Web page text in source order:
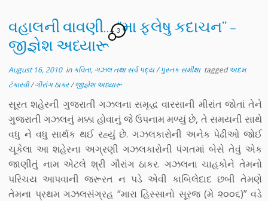
વહાલની વાવણી…. “મા ફલેષુ કદાચન” –
જીજ્ઞેશ અધ્યારૂ
3
August 16, 2010inકવિતા, ગઝલ તથા સર્વ પદ્ય/પુસ્તક સમીક્ષા taggedઅદમ
ટંકારવી/ગૌરાંગ ઠાકર/જીજ્ઞેશ અધ્યારૂ
સૂરત શહેરની ગુજરાતી ગઝલના સમૃદ્ધ વારસાની મીરાંત જોતાં તેને
ગુજરાતી ગઝલનું મક્કા હોવાનું જે ઉપનામ મળ્યું છે, તે સમયની સાથે
વધુ ને વધુ સાર્થક થઈ રહ્યું છે. ગઝલકારોની અનેક પેઢીઓ જોઈ
ચૂકેલા આ શહેરના અગ્રણી ગઝલકારોની પંગતમાં બેસે તેવું એક
જાણીતું નામ એટલે શ્રી ગૌરાંગ ઠાકર. ગઝલના ચાહકોને તેમનો
પરિચય આપવાની જરૂરત ન પડે એવી કાબિલેદાદ છબી તેમણે
તેમના પ્રથમ ગઝલસંગ્રહ “મારા હિસ્સાનો સૂરજ (મે ૨૦૦૬)” વડે